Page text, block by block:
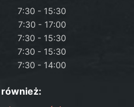
7:30 - 15:30
7:30 - 17:00
7:30 - 15:30
7:30 - 15:30
7:30 - 14:00